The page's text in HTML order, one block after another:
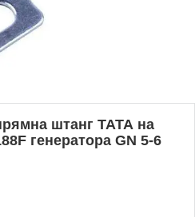
штанг ТАТА на
генератора GN 5-6